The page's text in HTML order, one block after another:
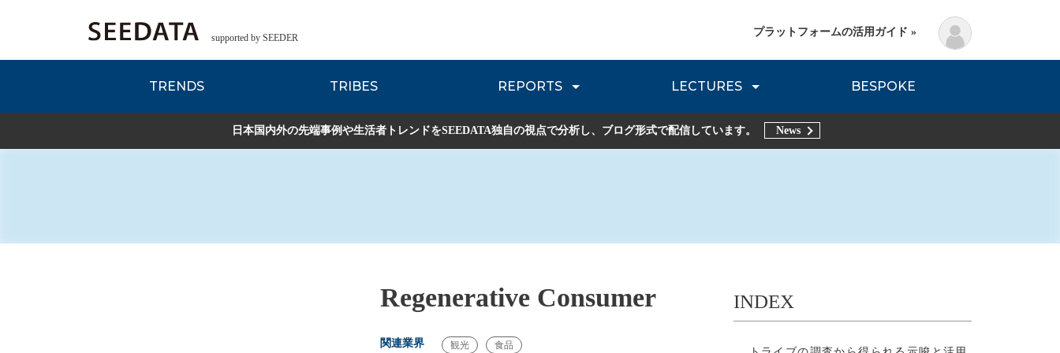
supported by SEEDER
TRENDS TRIBES REPORTS
EDITORIAL REPORT Zsレポート 流通レポート JOURNEY REVIEW DNVB REPORT TRIBE REPORTS
LECTURES
各種データのご紹介 Planning Method
BESPOKE
プラットフォームの活用ガイド »
日本国内外の先端事例や生活者トレンドをSEEDATA独自の視点で分析し、ブログ形式で配信しています。 News
INDEX
Regenerative Consumer
関連業界 観光 食品